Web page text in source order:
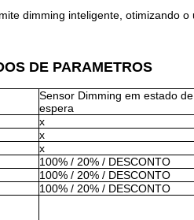
dimming inteligente, otimizando
DE PARAMETROS
Sensor Dimming em estado de
espera
x
x
x
100% / 20% / DESCONTO
100% / 20% / DESCONTO
100% / 20% / DESCONTO